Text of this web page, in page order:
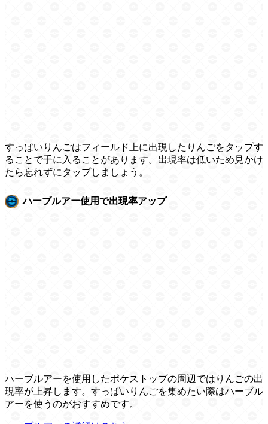
すっぱいりんごはフィールド上に出現したりんごをタップす
ることで手に入ることがあります。出現率は低いため見かけ
たら忘れずにタップしましょう。
ハーブルアー使用で出現率アップ
ハーブルアーを使用したポケストップの周辺ではりんごの出
現率が上昇します。すっぱいりんごを集めたい際はハーブル
アーを使うのがおすすめです。